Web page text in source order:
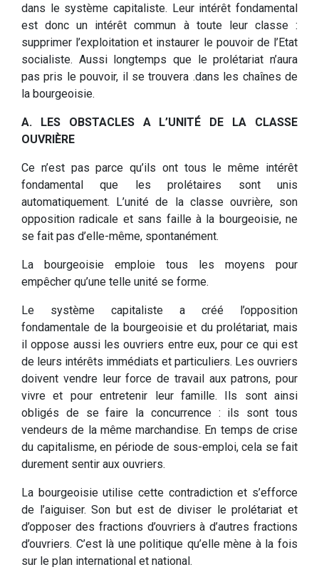
dans le système capitaliste. Leur intérêt fondamental
est donc un intérêt commun à toute leur classe :
supprimer l’exploitation et instaurer le pouvoir de l’Etat
socialiste. Aussi longtemps que le prolétariat n’aura
pas pris le pouvoir, il se trouvera .dans les chaînes de
la bourgeoisie.
A. LES OBSTACLES A L’UNITÉ DE LA CLASSE
OUVRIÈRE
Ce n’est pas parce qu’ils ont tous le même intérêt
fondamental que les prolétaires sont unis
automatiquement. L’unité de la classe ouvrière, son
opposition radicale et sans faille à la bourgeoisie, ne
se fait pas d’elle-même, spontanément.
La bourgeoisie emploie tous les moyens pour
empêcher qu’une telle unité se forme.
Le système capitaliste a créé l’opposition
fondamentale de la bourgeoisie et du prolétariat, mais
il oppose aussi les ouvriers entre eux, pour ce qui est
de leurs intérêts immédiats et particuliers. Les ouvriers
doivent vendre leur force de travail aux patrons, pour
vivre et pour entretenir leur famille. Ils sont ainsi
obligés de se faire la concurrence : ils sont tous
vendeurs de la même marchandise. En temps de crise
du capitalisme, en période de sous-emploi, cela se fait
durement sentir aux ouvriers.
La bourgeoisie utilise cette contradiction et s’efforce
de l’aiguiser. Son but est de diviser le prolétariat et
d’opposer des fractions d’ouvriers à d’autres fractions
d’ouvriers. C’est là une politique qu’elle mène à la fois
sur le plan international et national.